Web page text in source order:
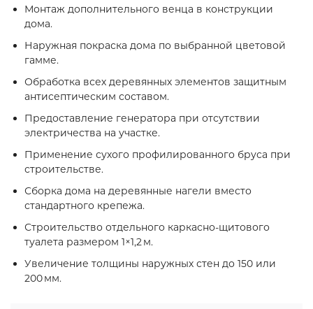
Монтаж дополнительного венца в конструкции
дома.
Наружная покраска дома по выбранной цветовой
гамме.
Обработка всех деревянных элементов защитным
антисептическим составом.
Предоставление генератора при отсутствии
электричества на участке.
Применение сухого профилированного бруса при
строительстве.
Сборка дома на деревянные нагели вместо
стандартного крепежа.
Строительство отдельного каркасно‑щитового
туалета размером 1×1,2 м.
Увеличение толщины наружных стен до 150 или
200 мм.